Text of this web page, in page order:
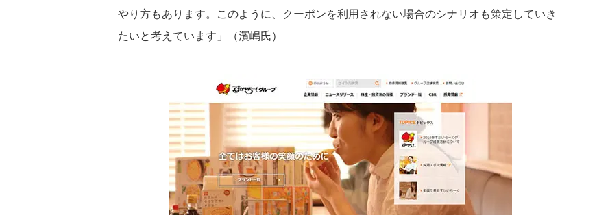
やり方もあります。このように、クーポンを利用されない場合のシナリオも策定していき
たいと考えています」（濱嶋氏）